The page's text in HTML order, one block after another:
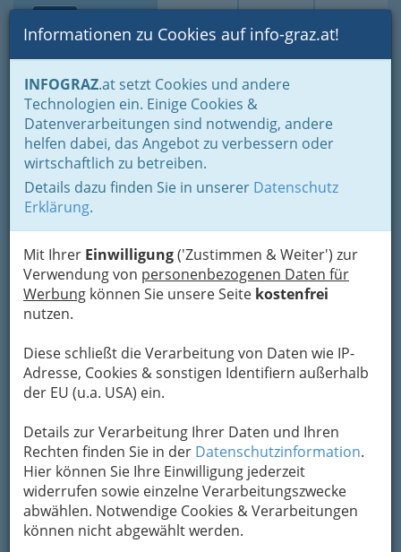
Suche Login Toggle
Informationen zu Cookies auf info-graz.at!
INFOGRAZ.at setzt Cookies und andere
Technologien ein. Einige Cookies &
Datenverarbeitungen sind notwendig, andere
helfen dabei, das Angebot zu verbessern oder
wirtschaftlich zu betreiben.
Details dazu finden Sie in unserer Datenschutz
Erklärung.
Mit Ihrer Einwilligung('Zustimmen & Weiter') zur
Verwendung von personenbezogenen Daten für
Werbung können Sie unsere Seite kostenfrei
nutzen.
Diese schließt die Verarbeitung von Daten wie IP-
Adresse, Cookies & sonstigen Identifiern außerhalb
der EU (u.a. USA) ein.
Details zur Verarbeitung Ihrer Daten und Ihren
Rechten finden Sie in der Datenschutzinformation.
Hier können Sie Ihre Einwilligung jederzeit
widerrufen sowie einzelne Verarbeitungszwecke
abwählen. Notwendige Cookies & Verarbeitungen
können nicht abgewählt werden.
Home Lifestyle
die liebens- und lebenswerte Stadt
6. Jakomini
6. Bezirk Graz Jakomini
Der Bezirk Jakomini liegt auf dem
linken Murufer südlich der
Inneren Stadt.
Er wird westlich von der Mur und
östlich von der Petersgasse begrenzt,
reicht im Süden bis zum Fußballstadion
Jakominiplatz.
Auf einer